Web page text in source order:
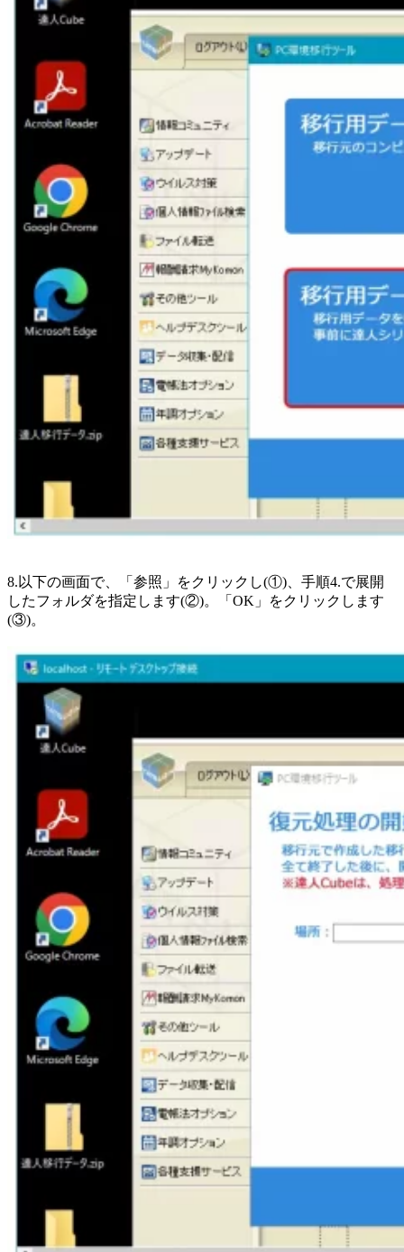
8.以下の画面で、「参照」をクリックし(①)、手順4.で展開
したフォルダを指定します(②)。「OK」をクリックします
(③)。